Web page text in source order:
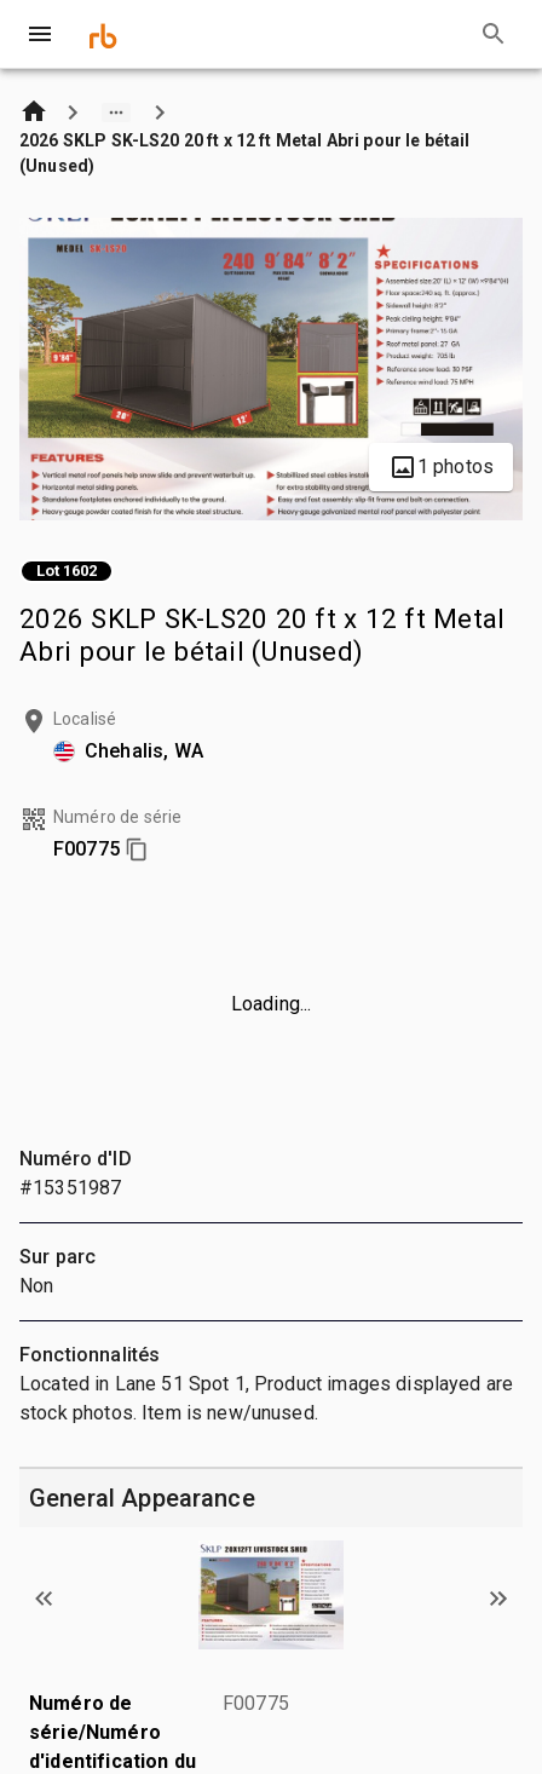
2026 SKLP SK-LS20 20 ft x 12 ft Metal Abri pour le bétail
(Unused)
1 photos
Lot 1602
2026 SKLP SK-LS20 20 ft x 12 ft Metal
Abri pour le bétail (Unused)
Localisé
Chehalis, WA
Numéro de série
F00775
Loading...
Numéro d'ID
#15351987
Sur parc
Non
Fonctionnalités
Located in Lane 51 Spot 1, Product images displayed are
stock photos. Item is new/unused.
General Appearance
Numéro de
série/Numéro
d'identification du
F00775